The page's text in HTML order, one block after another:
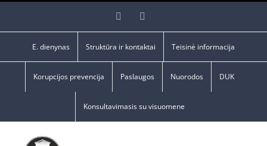
Facebook
E. dienynas Struktūra ir kontaktai Teisinė informacija
Korupcijos prevencija Paslaugos Nuorodos DUK
Konsultavimasis su visuomene